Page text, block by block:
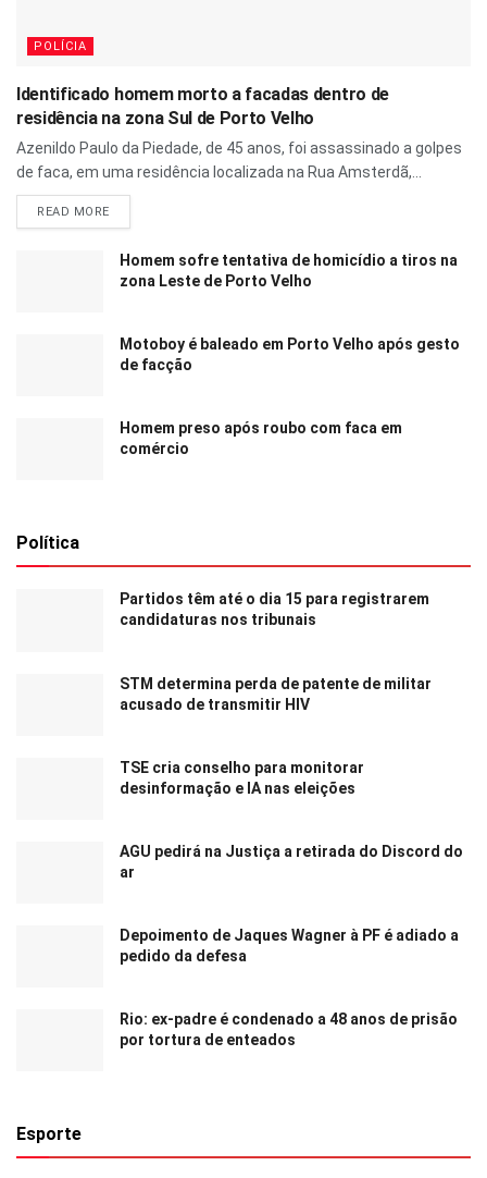
POLÍCIA
Identificado homem morto a facadas dentro de
residência na zona Sul de Porto Velho
Azenildo Paulo da Piedade, de 45 anos, foi assassinado a golpes
de faca, em uma residência localizada na Rua Amsterdã,...
READ MORE
Homem sofre tentativa de homicídio a tiros na
zona Leste de Porto Velho
Motoboy é baleado em Porto Velho após gesto
de facção
Homem preso após roubo com faca em
comércio
Política
Partidos têm até o dia 15 para registrarem
candidaturas nos tribunais
STM determina perda de patente de militar
acusado de transmitir HIV
TSE cria conselho para monitorar
desinformação e IA nas eleições
AGU pedirá na Justiça a retirada do Discord do
ar
Depoimento de Jaques Wagner à PF é adiado a
pedido da defesa
Rio: ex-padre é condenado a 48 anos de prisão
por tortura de enteados
Esporte